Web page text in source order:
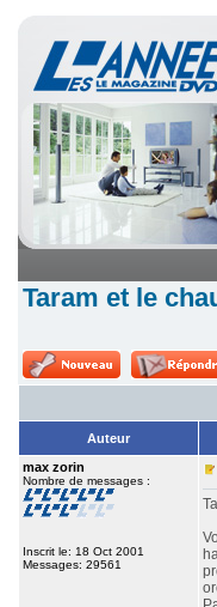
Taram et le
Auteur
max zorin
Nombre de messages :
Inscrit le: 18 Oct 2001
Messages: 29561